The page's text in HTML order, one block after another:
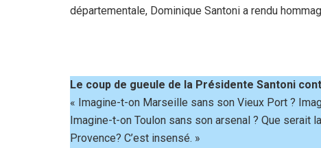
départementale, Dominique Santoni a rendu
Le coup de gueule de la Présidente Santoni
« Imagine-t-on Marseille sans son Vieux Port ?
Imagine-t-on Toulon sans son arsenal ? Que serait
Provence? C’est insensé. »